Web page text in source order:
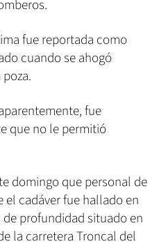
fue reportada como
cuando se ahogó
fue
que no le permitió
domingo que personal de
cadáver fue hallado en
profundidad situado en
la carretera Troncal del